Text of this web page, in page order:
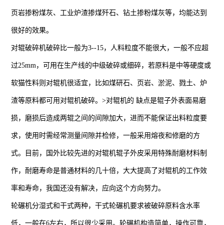
页岩掺粉煤灰、工业炉渣掺煤歼石、钻土掺粉煤灰等，均能达到
很好的效果。
对辊破碎机破碎比一般为3--15，人料粒度不能很大，一般不应超
过25mm，可用在生产线的中级破碎或细碎，若原料是中等硬度或
软猫性料则对辊机很适宜，比如煤研石、页岩、淤泥、戮土、炉
渣等原料都可用对辊机破碎。>对辊机的 缺点是辊子外表面易磨
损，磨损后造成两辊之间的间隙加大，进而不能保证出料粒度要
求，使用时需经常测量间隙并检修，一般采用熔夜和修磨的方
式。目前，国外比较先进的对辊机辊子外皮采用特殊耐磨材料制
作，耐磨寿命是普通材料的几十倍，大大提高了对辊机的工作效
率和寿命，我国还没有解决，应向这个方向努力。
轮碾机分湿式和干式两种，干式轮碾机要求被破碎原料含水率
低，一般在6左右，所以很少采用。轮碾机构造简单，操作可靠，